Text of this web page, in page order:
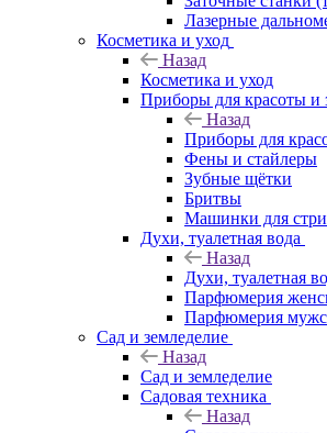
Лазерные
Косметика и уход
Назад
Косметика и уход
Приборы для красоты и
Назад
Приборы для
Фены и стайлеры
Зубные щётки
Бритвы
Машинки для
Духи, туалетная вода
Назад
Духи, туалетная
Парфюмерия
Парфюмерия
Сад и земледелие
Назад
Сад и земледелие
Садовая техника
Назад